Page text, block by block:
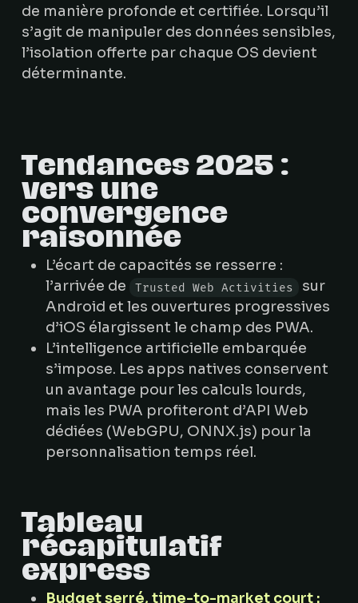
de manière profonde et certifiée. Lorsqu’il
s’agit de manipuler des données sensibles,
l’isolation offerte par chaque OS devient
déterminante.
Tendances 2025 :
vers une
convergence
raisonnée
L’écart de capacités se resserre :
l’arrivée de
Trusted Web Activities
sur
Android et les ouvertures progressives
d’iOS élargissent le champ des PWA.
L’intelligence artificielle embarquée
s’impose. Les apps natives conservent
un avantage pour les calculs lourds,
mais les PWA profiteront d’API Web
dédiées (WebGPU, ONNX.js) pour la
personnalisation temps réel.
Tableau
récapitulatif
express
Budget serré, time-to-market court :